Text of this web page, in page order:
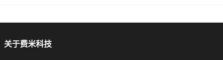
关于费米科技